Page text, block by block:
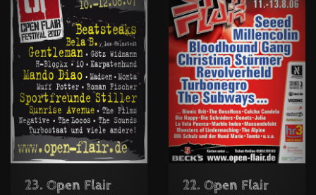
23. Open Flair
22. Open Flair